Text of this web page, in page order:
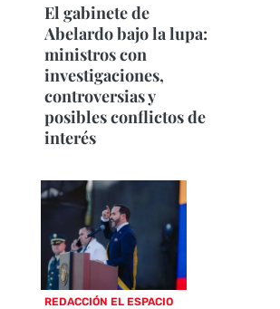
El gabinete de
Abelardo bajo la lupa:
ministros con
investigaciones,
controversias y
posibles conflictos de
interés
REDACCIÓN EL ESPACIO